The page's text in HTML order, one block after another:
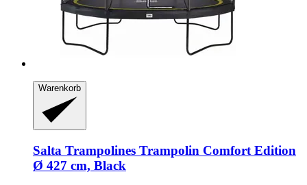
Warenkorb
Salta Trampolines Trampolin Comfort Edition
Ø 427 cm, Black